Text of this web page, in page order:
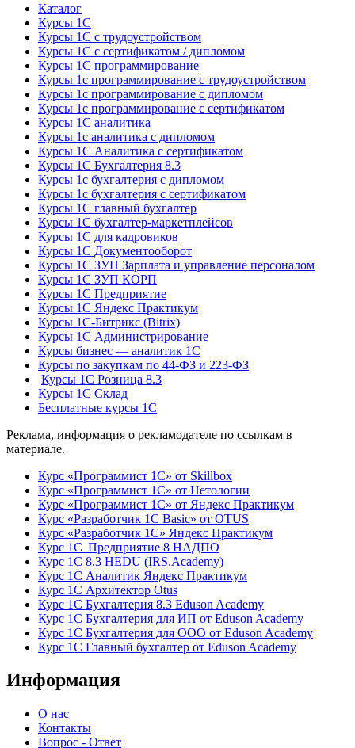
Каталог
Курсы 1С
Курсы 1С с трудоустройством
Курсы 1С с сертификатом / дипломом
Курсы 1С программирование
Курсы 1с программирование с трудоустройством
Курсы 1с программирование с дипломом
Курсы 1с программирование с сертификатом
Курсы 1С аналитика
Курсы 1с аналитика с дипломом
Курсы 1С Аналитика с сертификатом
Курсы 1С Бухгалтерия 8.3
Курсы 1с бухгалтерия с дипломом
Курсы 1с бухгалтерия с сертификатом
Курсы 1С главный бухгалтер
Курсы 1С бухгалтер-маркетплейсов
Курсы 1С для кадровиков
Курсы 1С Документооборот
Курсы 1С ЗУП Зарплата и управление персоналом
Курсы 1С ЗУП КОРП
Курсы 1С Предприятие
Курсы 1С Яндекс Практикум
Курсы 1С-Битрикс (Bitrix)
Курсы 1С Администрирование
Курсы бизнес — аналитик 1С
Курсы по закупкам по 44‑ФЗ и 223‑ФЗ
Курсы 1С Розница 8.3
Курсы 1С Склад
Бесплатные курсы 1С
Реклама, информация о рекламодателе по ссылкам в
материале.
Курс «Программист 1С» от Skillbox
Курс «Программист 1С» от Нетологии
Курс «Программист 1С» от Яндекс Практикум
Курс «Разработчик 1С Basic» от OTUS
Курс «Разработчик 1С» Яндекс Практикум
Курс 1С Предприятие 8 НАДПО
Курс 1С 8.3 HEDU (IRS.Academy)
Курс 1С Аналитик Яндекс Практикум
Курс 1С Архитектор Otus
Курс 1С Бухгалтерия 8.3 Eduson Academy
Курс 1С Бухгалтерия для ИП от Eduson Academy
Курс 1С Бухгалтерия для ООО от Eduson Academy
Курс 1С Главный бухгалтер от Eduson Academy
Информация
О нас
Контакты
Вопрос - Ответ